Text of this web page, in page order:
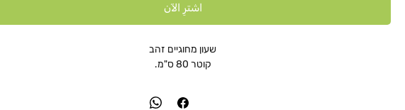
اشترِ الآن
שעון מחוגיים זהב
קוטר 80 ס"מ.